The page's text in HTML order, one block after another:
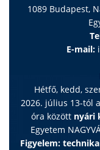
1089 Budapest,
E-mail:
Hétfő, kedd,
2026. július 13-tól
óra között nyári
Egyetem
Figyelem: